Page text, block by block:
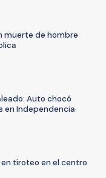
muerte de hombre
Auto chocó
en Independencia
tiroteo en el centro